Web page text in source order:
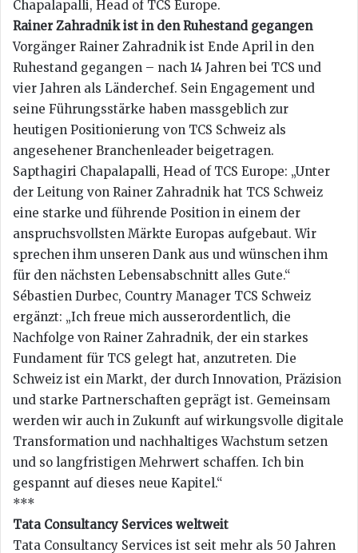
Chapalapalli, Head of TCS Europe.
Rainer Zahradnik ist in den Ruhestand gegangen
Vorgänger Rainer Zahradnik ist Ende April in den
Ruhestand gegangen – nach 14 Jahren bei TCS und
vier Jahren als Länderchef. Sein Engagement und
seine Führungsstärke haben massgeblich zur
heutigen Positionierung von TCS Schweiz als
angesehener Branchenleader beigetragen.
Sapthagiri Chapalapalli, Head of TCS Europe: „Unter
der Leitung von Rainer Zahradnik hat TCS Schweiz
eine starke und führende Position in einem der
anspruchsvollsten Märkte Europas aufgebaut. Wir
sprechen ihm unseren Dank aus und wünschen ihm
für den nächsten Lebensabschnitt alles Gute.“
Sébastien Durbec, Country Manager TCS Schweiz
ergänzt: „Ich freue mich ausserordentlich, die
Nachfolge von Rainer Zahradnik, der ein starkes
Fundament für TCS gelegt hat, anzutreten. Die
Schweiz ist ein Markt, der durch Innovation, Präzision
und starke Partnerschaften geprägt ist. Gemeinsam
werden wir auch in Zukunft auf wirkungsvolle digitale
Transformation und nachhaltiges Wachstum setzen
und so langfristigen Mehrwert schaffen. Ich bin
gespannt auf dieses neue Kapitel.“
***
Tata Consultancy Services weltweit
Tata Consultancy Services ist seit mehr als 50 Jahren